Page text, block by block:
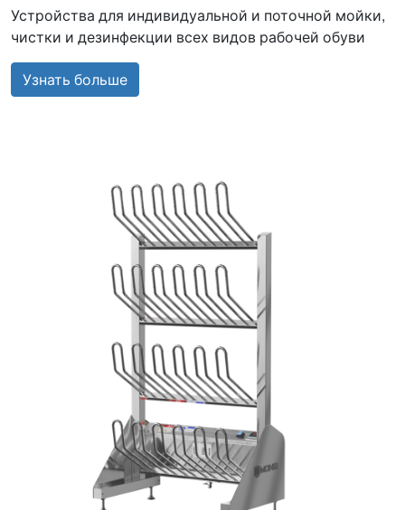
Устройства для индивидуальной и поточной мойки,
чистки и дезинфекции всех видов рабочей обуви
Узнать больше